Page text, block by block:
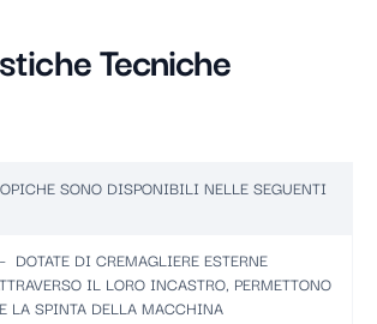
Tecniche
SONO DISPONIBILI NELLE SEGUENTI
DOTATE DI CREMAGLIERE ESTERNE
IL LORO INCASTRO, PERMETTONO
LA SPINTA DELLA MACCHINA